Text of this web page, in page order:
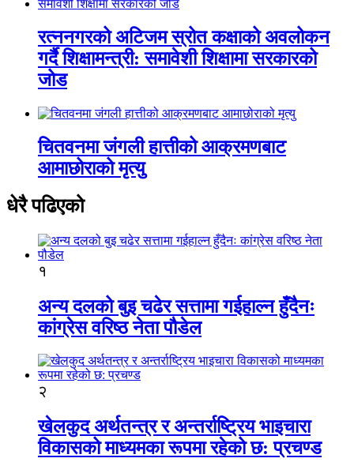
रत्ननगरको अटिजम स्रोत कक्षाको अवलोकन
गर्दै शिक्षामन्त्री: समावेशी शिक्षामा सरकारको
जोड
चितवनमा जंगली हात्तीको आक्रमणबाट
आमाछोराको मृत्यु
धेरै पढिएको
१
अन्य दलको बुइ चढेर सत्तामा गईहाल्न हुँदैनः
कांग्रेस वरिष्ठ नेता पौडेल
२
खेलकुद अर्थतन्त्र र अन्तर्राष्ट्रिय भाइचारा
विकासको माध्यमका रूपमा रहेको छ: प्रचण्ड